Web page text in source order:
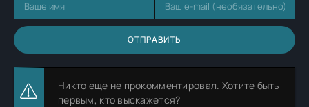
ОТПРАВИТЬ
Никто еще не прокомментировал. Хотите быть
первым, кто выскажется?